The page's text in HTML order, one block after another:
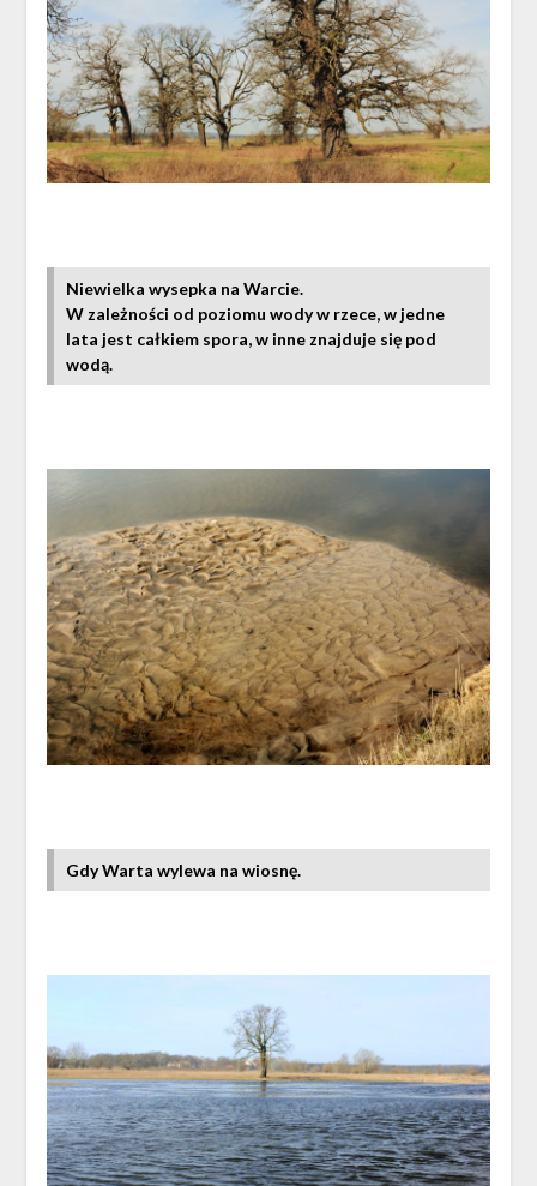
Niewielka wysepka na Warcie.
W zależności od poziomu wody w rzece, w jedne
lata jest całkiem spora, w inne znajduje się pod
wodą.
Gdy Warta wylewa na wiosnę.